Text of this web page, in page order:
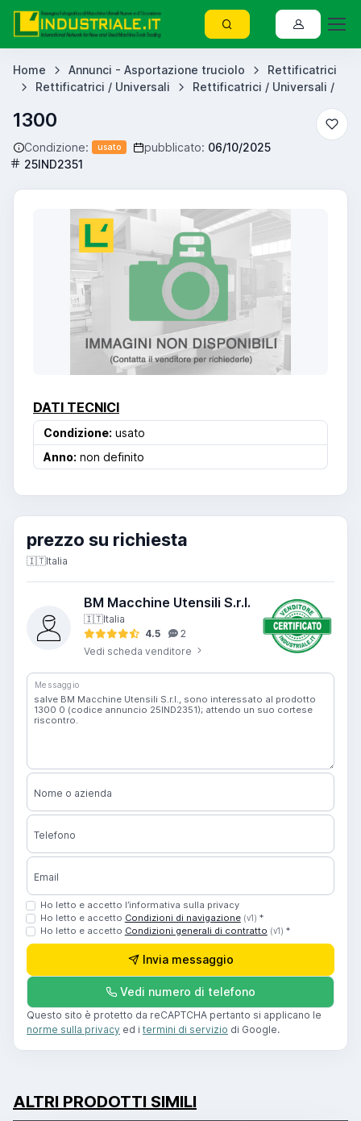
Home Annunci - Asportazione truciolo
Rettificatrici
Rettificatrici / Universali
Rettificatrici / Universali /
1300
Condizione: usato pubblicato: 06/10/2025
25IND2351
DATI TECNICI
Condizione: usato
Anno: non definito
prezzo su richiesta
🇮🇹Italia
BM Macchine Utensili S.r.l.
🇮🇹Italia
4.5
2
Vedi scheda venditore
Messaggio
Nome o azienda
Telefono
Email
Ho letto e accetto l’informativa sulla privacy
Ho letto e accetto Condizioni di navigazione (v1) *
Ho letto e accetto Condizioni generali di contratto (v1) *
Invia messaggio
Vedi numero di telefono
Questo sito è protetto da reCAPTCHA pertanto si applicano le
norme sulla privacy ed i termini di servizio di Google.
ALTRI PRODOTTI SIMILI